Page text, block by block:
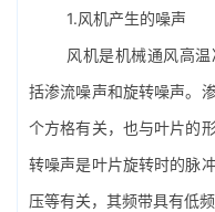
1.风机产生的噪声
风机是机械通风高温
括渗流噪声和旋转噪声。
个方格有关，也与叶片的
转噪声是叶片旋转时的脉
压等有关，其频带具有低频